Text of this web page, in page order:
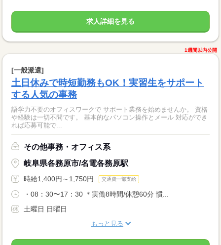
求人詳細を見る
1週間以内公開
[一般派遣]
土日休みで時短勤務もOK！実習生をサポート
する人気の事務
語学力不要のオフィスワークで サポート業務を始めませんか。 資格
や経験は一切不問です。 基本的なパソコン操作とメール 対応ができ
れば応募可能で...
その他事務・オフィス系
岐阜県各務原市/名電各務原駅
時給1,400円～1,750円 交通費一部支給
・08：30〜17：30 ＊実働8時間/休憩60分 慣...
土曜日 日曜日
もっと見る